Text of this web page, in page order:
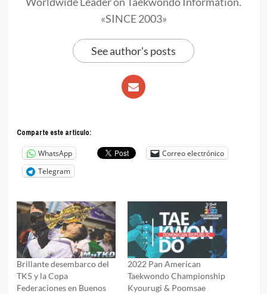
«SINCE 2003»
See author's posts
Comparte este articulo:
WhatsApp
Correo electrónico
Telegram
Brillante desembarco del
TK5 y la Copa
Federaciones en Buenos
2022 Pan American
Taekwondo Championship
Kyourugi & Poomsae